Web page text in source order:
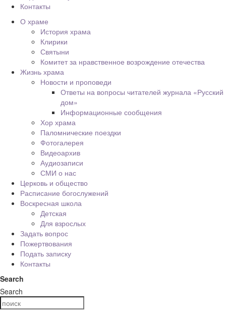
Контакты
О храме
История храма
Клирики
Святыни
Комитет за нравственное возрождение отечества
Жизнь храма
Новости и проповеди
Ответы на вопросы читателей журнала «Русский
дом»
Информационные сообщения
Хор храма
Паломнические поездки
Фотогалерея
Видеоархив
Аудиозаписи
СМИ о нас
Церковь и общество
Расписание богослужений
Воскресная школа
Детская
Для взрослых
Задать вопрос
Пожертвования
Подать записку
Контакты
Search
Search